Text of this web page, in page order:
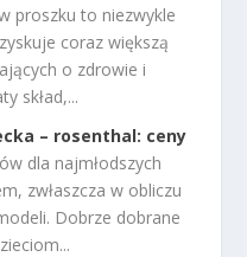
proszku to niezwykle
coraz większą
o zdrowie i
skład,...
– rosenthal: ceny
dla najmłodszych
zwłaszcza w obliczu
Dobrze dobrane